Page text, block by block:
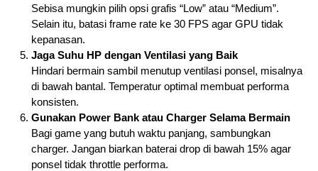
Sebisa mungkin pilih opsi grafis “Low” atau “Medium”.
Selain itu, batasi frame rate ke 30 FPS agar GPU tidak
kepanasan.
Jaga Suhu HP dengan Ventilasi yang Baik
Hindari bermain sambil menutup ventilasi ponsel, misalnya
di bawah bantal. Temperatur optimal membuat performa
konsisten.
Gunakan Power Bank atau Charger Selama Bermain
Bagi game yang butuh waktu panjang, sambungkan
charger. Jangan biarkan baterai drop di bawah 15% agar
ponsel tidak throttle performa.